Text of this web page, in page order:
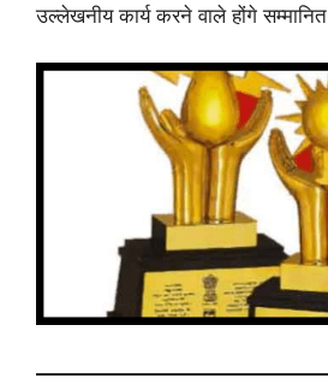
उल्लेखनीय कार्य करने वाले होंगे सम्मानित